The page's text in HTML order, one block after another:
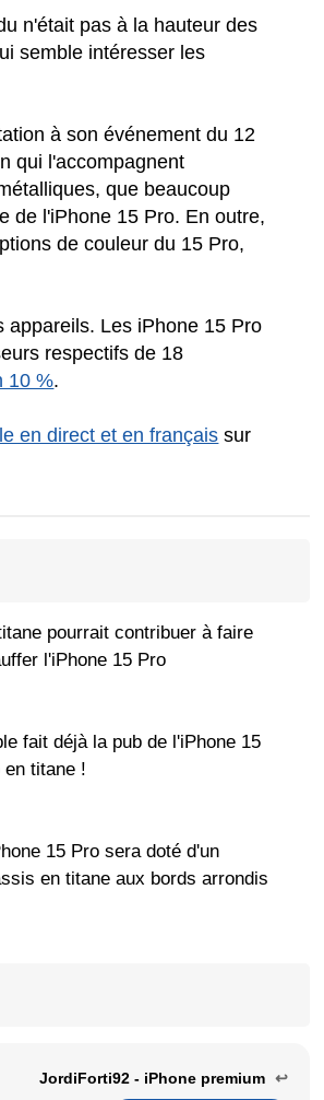
n'était pas à la hauteur des
semble intéresser les
à son événement du 12
qui l'accompagnent
que beaucoup
de l'iPhone 15 Pro. En outre,
de couleur du 15 Pro,
appareils. Les iPhone 15 Pro
respectifs de 18
10 %.
en direct et en français sur
pourrait contribuer à faire
l'iPhone 15 Pro
fait déjà la pub de l'iPhone 15
en titane !
15 Pro sera doté d'un
en titane aux bords arrondis
JordiForti92 - iPhone premium ↩